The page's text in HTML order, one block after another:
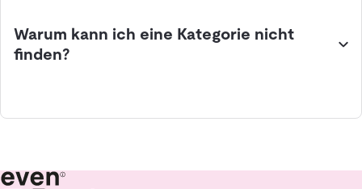
Warum kann ich eine Kategorie nicht
finden?